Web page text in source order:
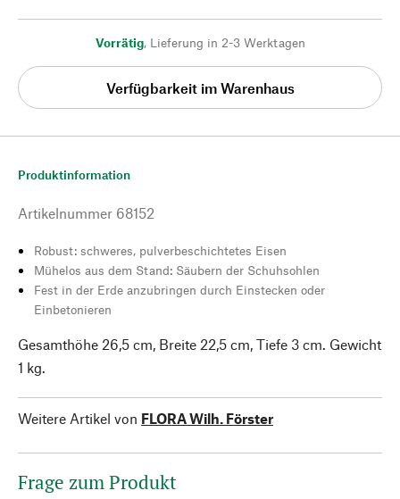
Vorrätig, Lieferung in 2-3 Werktagen
Verfügbarkeit im Warenhaus
Produktinformation
Artikelnummer 68152
Robust: schweres, pulverbeschichtetes Eisen
Mühelos aus dem Stand: Säubern der Schuhsohlen
Fest in der Erde anzubringen durch Einstecken oder
Einbetonieren
Gesamthöhe 26,5 cm, Breite 22,5 cm, Tiefe 3 cm. Gewicht
1 kg.
Weitere Artikel von FLORA Wilh. Förster
Frage zum Produkt